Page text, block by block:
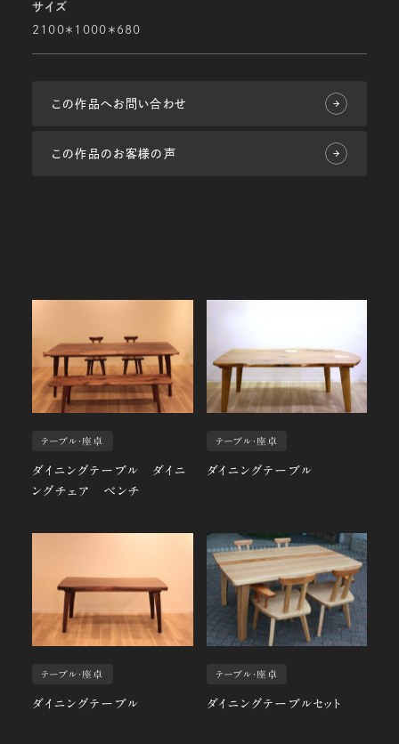
サイズ
2100＊1000＊680
この作品へお問い合わせ
この作品のお客様の声
テーブル・座卓
ダイニングテーブル ダイニ
ングチェア ベンチ
テーブル・座卓
ダイニングテーブル
テーブル・座卓
ダイニングテーブル
テーブル・座卓
ダイニングテーブルセット